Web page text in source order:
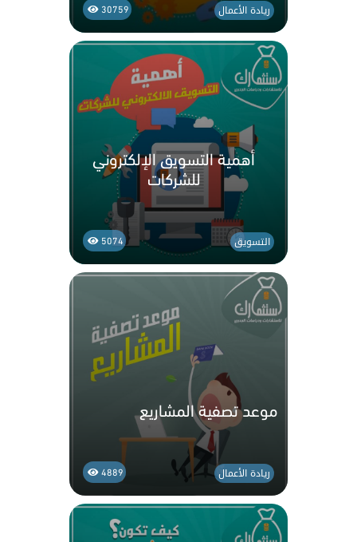
30759 ريادة الأعمال
أهمية التسويق الإلكتروني
للشركات
5074 التسويق
موعد تصفية المشاريع
4889 ريادة الأعمال